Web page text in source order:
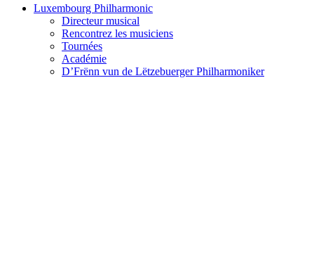
Luxembourg Philharmonic
Directeur musical
Rencontrez les musiciens
Tournées
Académie
D’Frënn vun de Lëtzebuerger Philharmoniker